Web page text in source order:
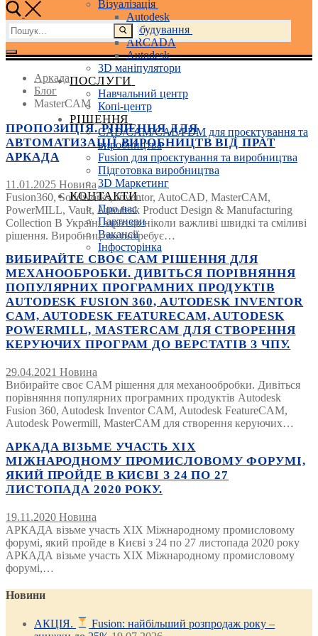
Візуалізація
Autodesk
Машинобудування
ARCADA
Autodesk
3D маніпулятори
ПОСЛУГИ
Навчальний центр
Копі-центр
РІШЕННЯ
CAD/CAM/CAE/PDM для проєктування та
виробництва
Fusion для проєктування та виробництва
Підготовка виробництва
3D Маркетинг
КОНТАКТИ
Про нас
Партнери
Вакансії
Інфосторінка
Пошук:
Аркада
Блог
MasterCAM
ПРОПОЗИЦІЯ. РІШЕННЯ ДЛЯ
АВТОМАТИЗАЦІЇ ВИРОБНИЦТВ ВІД ПРАТ
АРКАДА
11.01.2025 Новина
Fusion360, Solidworks, Inventor, AutoCAD, MasterCAM,
PowerMILL, Vault, Autodesk Product Design & Manufacturing
Collection В Україні зараз як ніколи важливі швидкі та сміливі
рішення. Виробництво потребує…
ВИБИРАЙТЕ СВОЄ CAM РІШЕННЯ ДЛЯ
МЕХАНООБРОБКИ. ДИВІТЬСЯ ПОРІВНЯННЯ
ПОПУЛЯРНИХ ПРОГРАМНИХ ПРОДУКТІВ
AUTODESK FUSION 360, AUTODESK INVENTOR
CAM, AUTODESK FEATURECAM, AUTODESK
POWERMILL, MASTERCAM ДЛЯ СТВОРЕННЯ
КЕРУЮЧИХ ПРОГРАМ ДО ВЕРСТАТІВ З ЧПУ.
29.04.2021 Новина
Вибирайте своє CAM рішення для механообробки. Дивіться
порівняння популярних програмних продуктів Autodesk
Fusion 360, Autodesk Inventor CAM, Autodesk FeatureCAM,
Autodesk Powermill, MasterCAM для створення керуючих…
АРКАДА ВІЗЬМЕ УЧАСТЬ XIX
МІЖНАРОДНОМУ ПРОМИСЛОВОМУ ФОРУМІ,
ЯКИЙ ПРОЙДЕ В КИЄВІ З 24 ПО 27
ЛИСТОПАДА 2020 РОКУ.
19.11.2020 Новина
АРКАДА візьме участь XIX Міжнародному промисловому
форумі, який пройде в Києві з 24 по 27 листопада 2020 року
АРКАДА візьме участь XIX Міжнародному промисловому
форумі,…
Новини
АКЦІЯ.
Fusion: найбільший розпродаж року –